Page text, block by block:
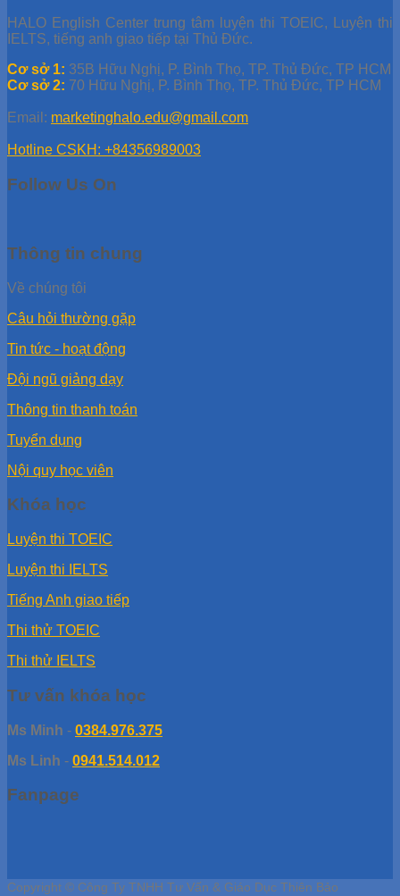
HALO English Center trung tâm luyện thi TOEIC, Luyện thi
IELTS, tiếng anh giao tiếp tại Thủ Đức.
Cơ sở 1: 35B Hữu Nghị, P. Bình Thọ, TP. Thủ Đức, TP HCM
Cơ sở 2: 70 Hữu Nghị, P. Bình Thọ, TP. Thủ Đức, TP HCM
Email: marketinghalo.edu@gmail.com
Hotline CSKH: +84356989003
Follow Us On
Thông tin chung
Về chúng tôi
Câu hỏi thường gặp
Tin tức - hoạt động
Đội ngũ giảng dạy
Thông tin thanh toán
Tuyển dụng
Nội quy học viên
Khóa học
Luyện thi TOEIC
Luyện thi IELTS
Tiếng Anh giao tiếp
Thi thử TOEIC
Thi thử IELTS
Tư vấn khóa học
Ms Minh - 0384.976.375
Ms Linh - 0941.514.012
Fanpage
Copyright © Công Ty TNHH Tư Vấn & Giáo Dục Thiên Bảo